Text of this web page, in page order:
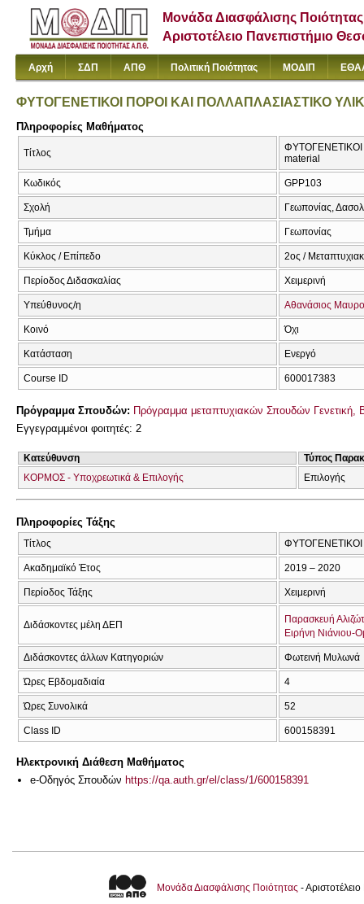
Μονάδα Διασφάλισης Ποιότητας
Αριστοτέλειο Πανεπιστήμιο
Αρχή ΣΔΠ ΑΠΘ Πολιτική Ποιότητας ΜΟΔΙΠ
ΦΥΤΟΓΕΝΕΤΙΚΟΙ ΠΟΡΟΙ ΚΑΙ ΠΟΛΛΑΠΛΑΣΙΑΣΤΙΚΟ
Πληροφορίες Μαθήματος
Τίτλος
ΦΥΤΟΓΕΝΕΤΙΚΟΙ
material
Κωδικός GPP103
Σχολή Γεωπονίας,
Τμήμα Γεωπονίας
Κύκλος / Επίπεδο 2ος /
Περίοδος Διδασκαλίας Χειμερινή
Υπεύθυνος/η Αθανάσιος
Κοινό Όχι
Κατάσταση Ενεργό
Course ID 600017383
Πρόγραμμα Σπουδών: Πρόγραμμα μεταπτυχιακών Σπουδών
Εγγεγραμμένοι φοιτητές: 2
Κατεύθυνση
Τύπος
ΚΟΡΜΟΣ - Υποχρεωτικά & Επιλογής
Επιλογής
Πληροφορίες Τάξης
Τίτλος
Ακαδημαϊκό Έτος 2019 – 2020
Περίοδος Τάξης Χειμερινή
Διδάσκοντες μέλη ΔΕΠ
Παρασκευή
Ειρήνη Νιάνιου-
Διδάσκοντες άλλων Κατηγοριών Φωτεινή Μυλωνά
Ώρες Εβδομαδιαία 4
Ώρες Συνολικά 52
Class ID 600158391
Ηλεκτρονική Διάθεση Μαθήματος
e-Οδηγός Σπουδών https://qa.auth.gr/el/class/1/600158391
Μονάδα Διασφάλισης Ποιότητας -